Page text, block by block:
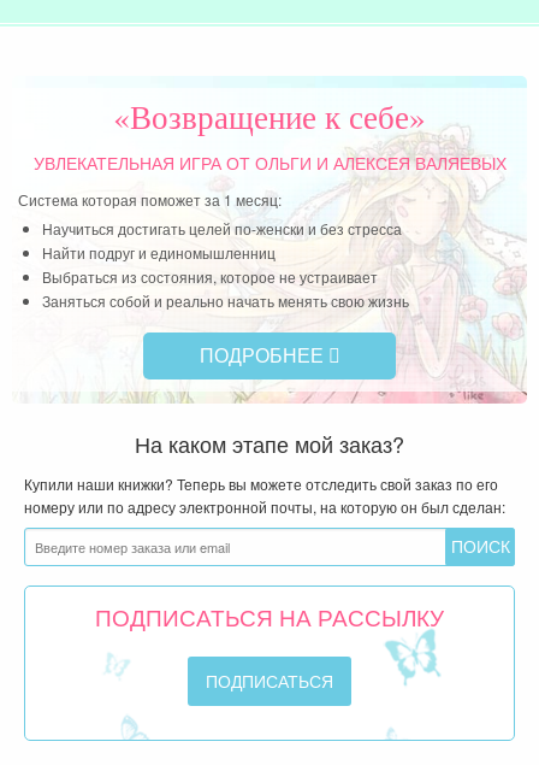
«Возвращение к себе»
УВЛЕКАТЕЛЬНАЯ ИГРАОТ ОЛЬГИ И АЛЕКСЕЯ ВАЛЯЕВЫХ
Система которая поможет за 1 месяц:
Научиться достигать целей по-женски и без стресса
Найти подруг и единомышленниц
Выбраться из состояния, которое не устраивает
Заняться собой и реально начать менять свою жизнь
ПОДРОБНЕЕ
На каком этапе мой заказ?
Купили наши книжки? Теперь вы можете отследить свой заказ по его
номеру или по адресу электронной почты, на которую он был сделан:
ПОДПИСАТЬСЯ НА РАССЫЛКУ